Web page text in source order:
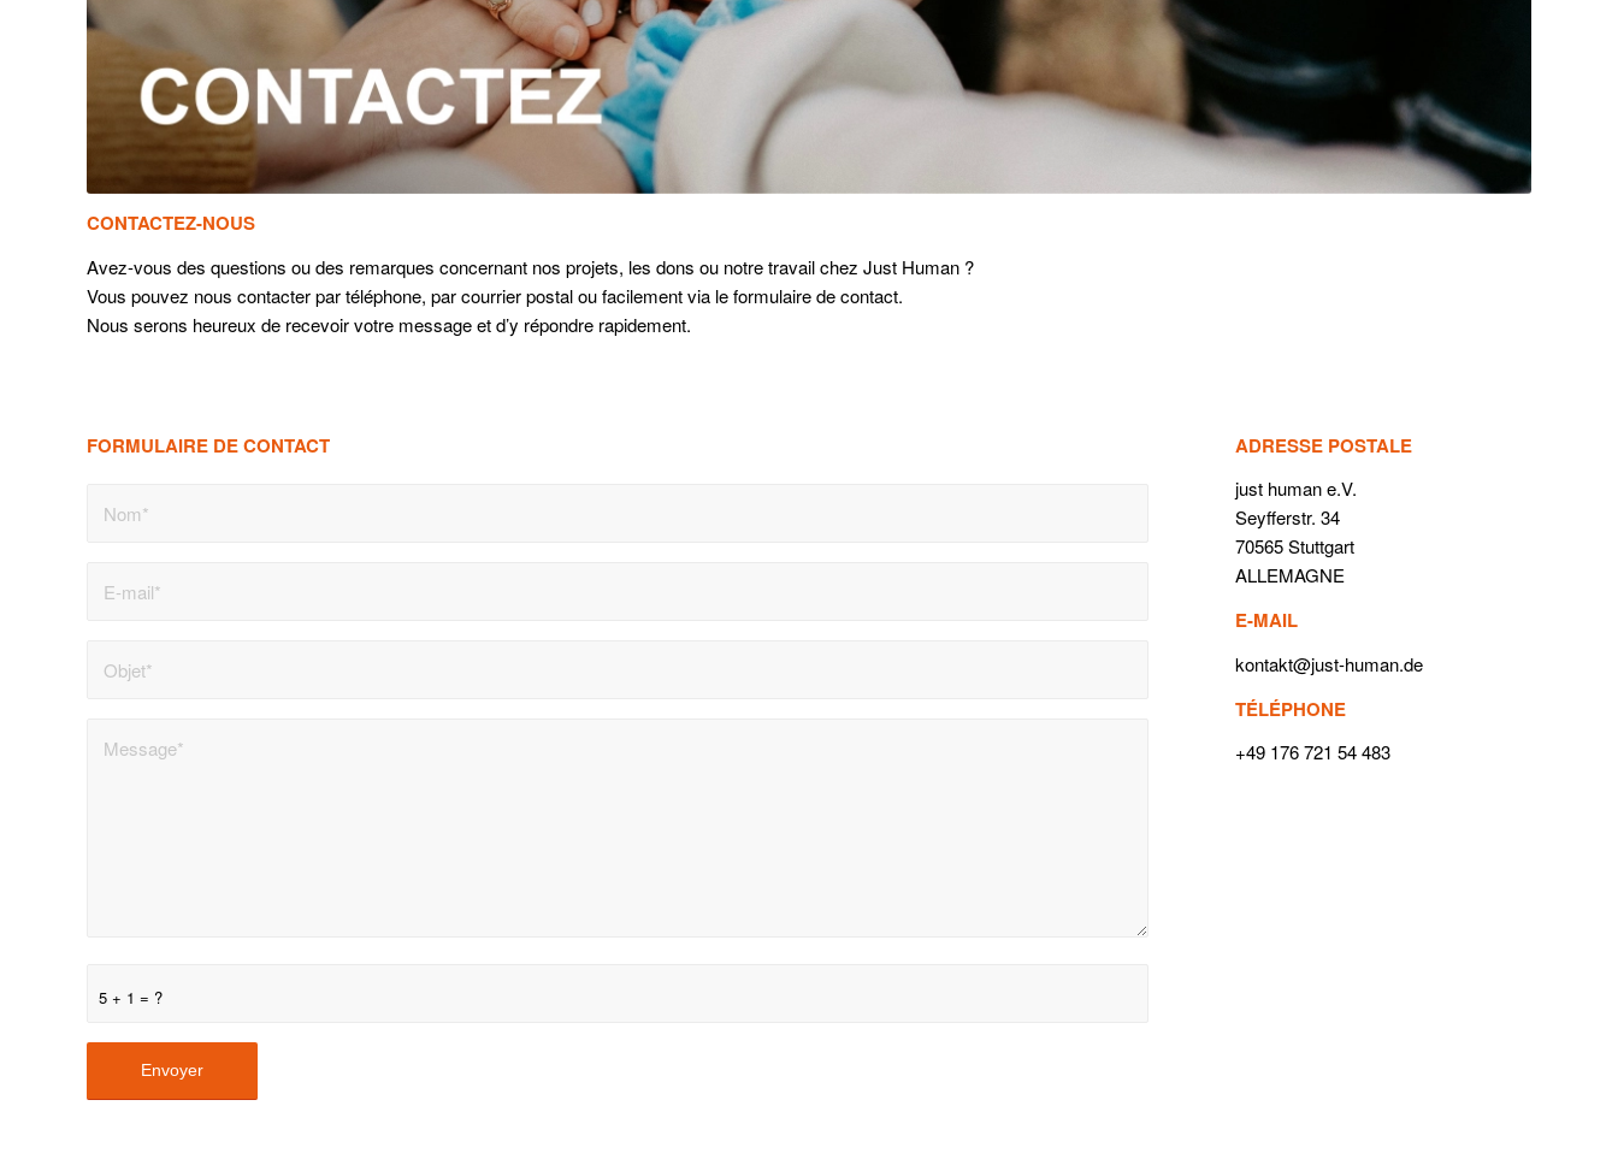
CONTACTEZ-NOUS
Avez-vous des questions ou des remarques concernant nos projets, les dons ou notre travail chez Just Human ?
Vous pouvez nous contacter par téléphone, par courrier postal ou facilement via le formulaire de contact.
Nous serons heureux de recevoir votre message et d’y répondre rapidement.
FORMULAIRE DE CONTACT
5 + 1 = ?
ADRESSE POSTALE
just human e.V.
Seyfferstr. 34
70565 Stuttgart
ALLEMAGNE
E-MAIL
kontakt@just-human.de
TÉLÉPHONE
+49 176 721 54 483